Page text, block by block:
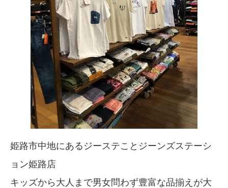
姫路市中地にあるジーステことジーンズステーシ
ョン姫路店
キッズから大人まで男女問わず豊富な品揃えが大